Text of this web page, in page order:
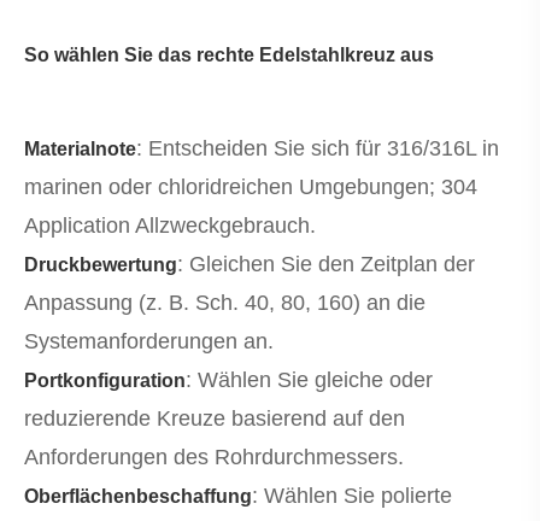
So wählen Sie das rechte Edelstahlkreuz aus
Materialnote: Entscheiden Sie sich für 316/316L in
marinen oder chloridreichen Umgebungen; 304
Application Allzweckgebrauch.
Druckbewertung: Gleichen Sie den Zeitplan der
Anpassung (z. B. Sch. 40, 80, 160) an die
Systemanforderungen an.
Portkonfiguration: Wählen Sie gleiche oder
reduzierende Kreuze basierend auf den
Anforderungen des Rohrdurchmessers.
Oberflächenbeschaffung: Wählen Sie polierte